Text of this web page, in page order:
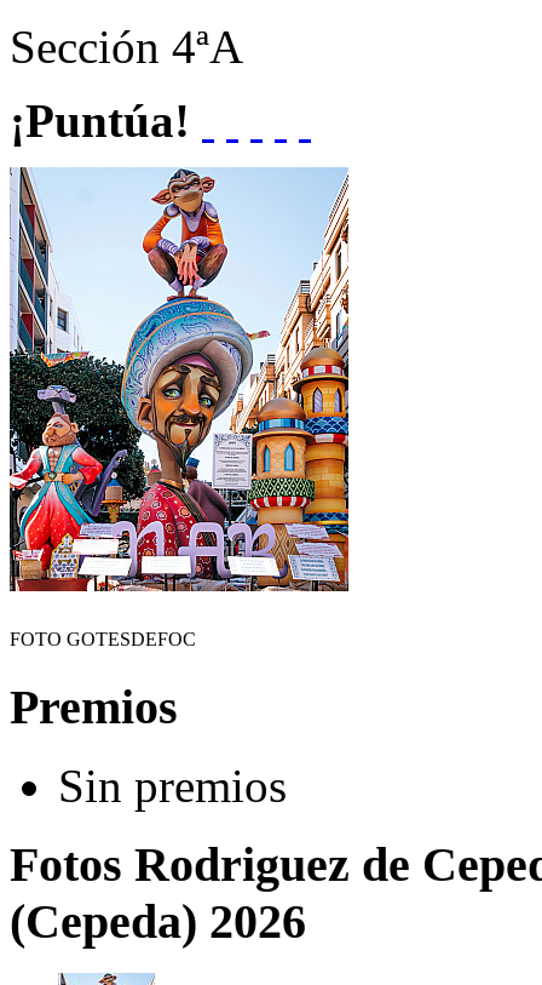
Sección 4ªA
¡Puntúa!
FOTO GOTESDEFOC
Premios
Sin premios
Fotos Rodriguez de
(Cepeda) 2026